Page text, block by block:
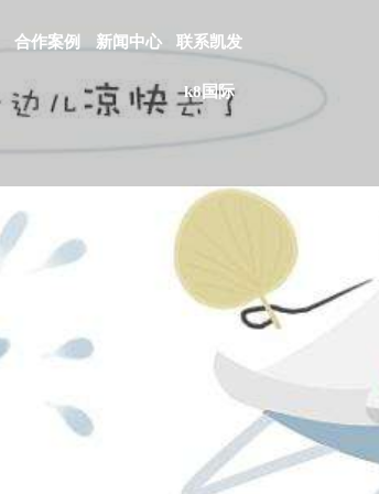
合作案例 新闻中心 联系凯发
k8国际